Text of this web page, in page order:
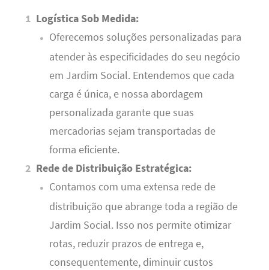
Logística Sob Medida:
Oferecemos soluções personalizadas para
atender às especificidades do seu negócio
em Jardim Social. Entendemos que cada
carga é única, e nossa abordagem
personalizada garante que suas
mercadorias sejam transportadas de
forma eficiente.
Rede de Distribuição Estratégica:
Contamos com uma extensa rede de
distribuição que abrange toda a região de
Jardim Social. Isso nos permite otimizar
rotas, reduzir prazos de entrega e,
consequentemente, diminuir custos